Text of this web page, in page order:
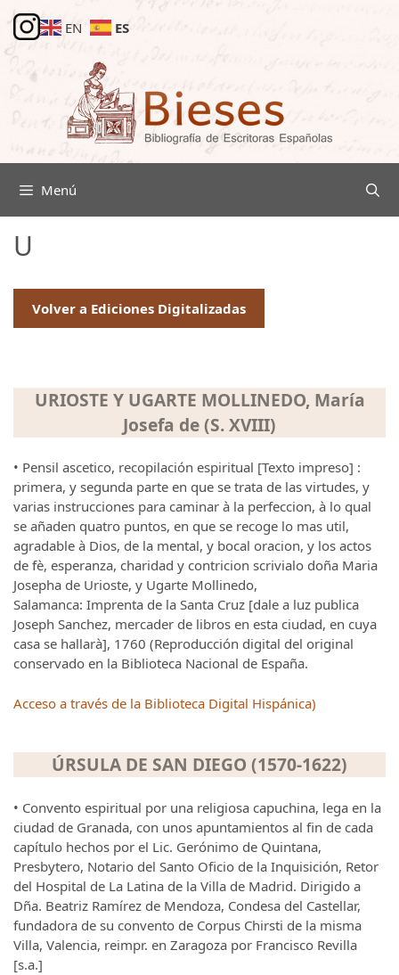
Saltar
contenido
EN ES
Menú
U
Volver a Ediciones Digitalizadas
URIOSTE Y UGARTE MOLLINEDO, María
Josefa de (S. XVIII)
• Pensil ascetico, recopilación espiritual [Texto impreso] :
primera, y segunda parte en que se trata de las virtudes, y
varias instrucciones para caminar à la perfeccion, à lo qual
se añaden quatro puntos, en que se recoge lo mas util,
agradable à Dios, de la mental, y bocal oracion, y los actos
de fè, esperanza, charidad y contricion scrivialo doña Maria
Josepha de Urioste, y Ugarte Mollinedo,
Salamanca: Imprenta de la Santa Cruz [dale a luz publica
Joseph Sanchez, mercader de libros en esta ciudad, en cuya
casa se hallarà], 1760 (Reproducción digital del original
conservado en la Biblioteca Nacional de España.
Acceso a través de la Biblioteca Digital Hispánica)
ÚRSULA DE SAN DIEGO (1570-1622)
• Convento espiritual por una religiosa capuchina, lega en la
ciudad de Granada, con unos apuntamientos al fin de cada
capítulo hechos por el Lic. Gerónimo de Quintana,
Presbytero, Notario del Santo Oficio de la Inquisición, Retor
del Hospital de La Latina de la Villa de Madrid. Dirigido a
Dña. Beatriz Ramírez de Mendoza, Condesa del Castellar,
fundadora de su convento de Corpus Chirsti de la misma
Villa, Valencia, reimpr. en Zaragoza por Francisco Revilla
[s.a.]